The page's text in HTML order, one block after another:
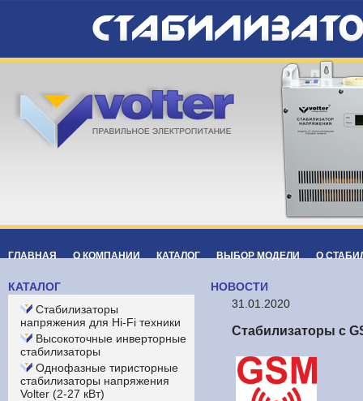
ГЛАВНАЯ О КОМПАНИИ КАТАЛОГ ВЫБОР МОДЕЛИ О
КАТАЛОГ
Cтабилизаторы
напряжения для Hi-Fi техники
Высокоточные инверторные
стабилизаторы
Однофазные тиристорные
стабилизаторы напряжения
Volter (2-27 кВт)
НОВОСТИ
31.01.2020
Стабилизаторы с